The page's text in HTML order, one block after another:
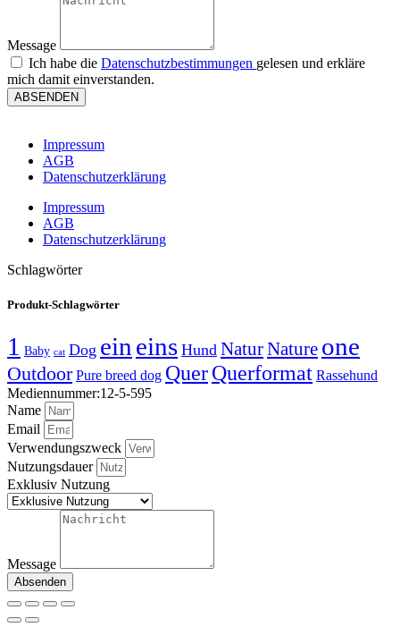
Message
Ich habe die Datenschutzbestimmungen gelesen und erkläre
mich damit einverstanden.
ABSENDEN
Impressum
AGB
Datenschutzerklärung
Impressum
AGB
Datenschutzerklärung
Schlagwörter
Produkt-Schlagwörter
1 Baby cat Dog ein eins Hund NaturNature one
Outdoor Pure breed dog QuerQuerformat Rassehund
Mediennummer:12-5-595
Name
Email
Verwendungszweck
Nutzungsdauer
Exklusiv Nutzung
Message
Absenden